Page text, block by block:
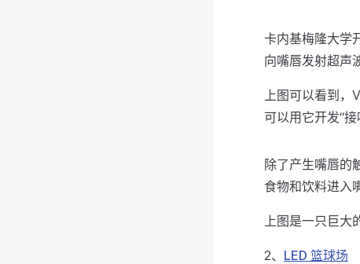
卡内基梅隆大学
向嘴唇发射超声
上图可以看到，
可以用它开发“接
除了产生嘴唇的
食物和饮料进入
上图是一只巨大
2、 LED 篮球场